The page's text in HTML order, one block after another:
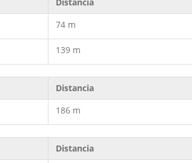
74 m
139 m
Distancia
186 m
Distancia